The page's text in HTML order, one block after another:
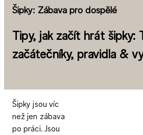
Šipky: Zábava pro dospělé
Tipy, jak začít hrát šipky:
začátečníky, pravidla &
Šipky jsou víc
než jen zábava
po práci. Jsou